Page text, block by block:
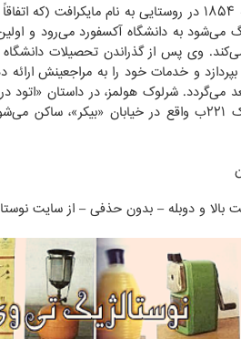
شرلوک هولمز، در روز ششم ژانویه ۱۸۵۴ در روستایی به
می‌شود به دانشگاه آکسفورد می‌رود و
۲۰ سالگی حل می‌کند. وی پس از گذراندن
و خدمات خود را به مراجعینش
شرلوک هولمز، در داستان «اتود
دو باهم، در خانه‌ای به شماره پلاک ۲۲۱ب واقع در
بالا و دوبله – بدون حذفی – از سایت